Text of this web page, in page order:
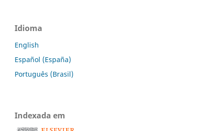
Idioma
English
Español (España)
Português (Brasil)
Indexada em